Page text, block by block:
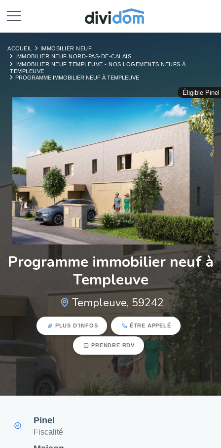
ACCUEIL
IMMOBILIER NEUF
IMMOBILIER NEUF NORD-PAS-DE-CALAIS
IMMOBILIER NEUF TEMPLEUVE - NOS LOGEMENTS NEUFS À
TEMPLEUVE
PROGRAMME IMMOBILIER NEUF À TEMPLEUVE
Éligible Pinel
Programme immobilier neuf à
Templeuve
Templeuve, 59242
PLUS D'INFOS ÊTRE APPELÉ
PRENDRE RDV
Pinel
Fiscalité